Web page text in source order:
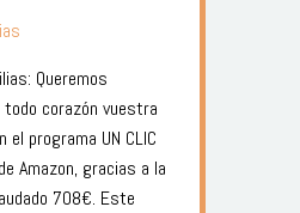
Queremos
corazón vuestra
el programa UN CLIC
Amazon, gracias a la
708€. Este